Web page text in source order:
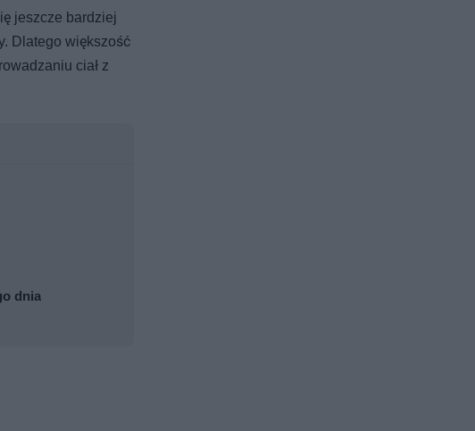
jeszcze bardziej
Dlatego większość
ciał z
dnia